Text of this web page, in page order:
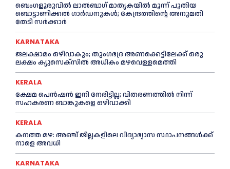
ബെംഗളൂരുവിൽ ലാൽബാഗ് മാതൃകയിൽ മൂന്ന് പുതിയ
ബൊട്ടാണിക്കൽ ഗാർഡനുകൾ; കേന്ദ്രത്തിന്റെ അനുമതി
തേടി സർക്കാർ
KARNATAKA
ജലക്ഷാമം ഒഴിവാകും; തുംഗഭദ്ര അണക്കെട്ടിലേക്ക് ഒരു
ലക്ഷം ക്യുസെക്സില്‍ അധികം മഴവെള്ളമെത്തി
KERALA
ക്ഷേമ പെൻഷൻ ഇനി നേരിട്ടില്ല; വിതരണത്തിൽ നിന്ന്
സഹകരണ ബാങ്കുകളെ ഒഴിവാക്കി
KERALA
കനത്ത മഴ: അഞ്ച് ജില്ലകളിലെ വിദ്യാഭ്യാസ സ്ഥാപനങ്ങൾക്ക്
നാളെ അവധി
KARNATAKA